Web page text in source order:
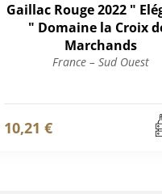
Gaillac Rouge 2022 "
" Domaine la Croix
Marchands
France – Sud Ouest
10,21 €